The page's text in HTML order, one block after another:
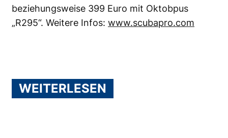
beziehungsweise 399 Euro mit Oktobpus
„R295“. Weitere Infos: www.scubapro.com
WEITERLESEN